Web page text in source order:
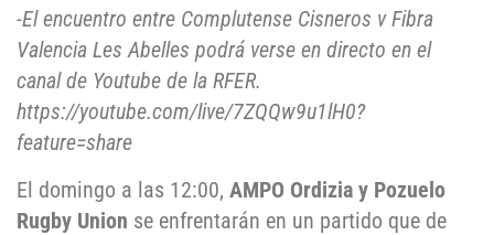
-El encuentro entre Complutense Cisneros v Fibra
Valencia Les Abelles podrá verse en directo en el
canal de Youtube de la RFER.
https://youtube.com/live/7ZQQw9u1lH0?
feature=share
El domingo a las 12:00, AMPO Ordizia y Pozuelo
Rugby Union se enfrentarán en un partido que de